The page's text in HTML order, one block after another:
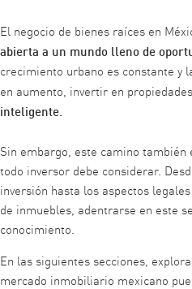
El negocio de bienes raíces en
abierta a un mundo lleno de
crecimiento urbano es constante y
en aumento, invertir en
inteligente.
Sin embargo, este camino también
todo inversor debe considerar.
inversión hasta los aspectos
de inmuebles, adentrarse en este
conocimiento.
En las siguientes secciones,
mercado inmobiliario mexicano